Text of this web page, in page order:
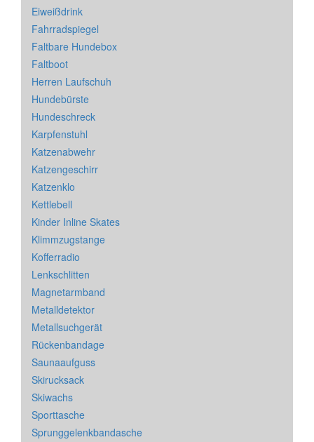
Eiweißdrink
Fahrradspiegel
Faltbare Hundebox
Faltboot
Herren Laufschuh
Hundebürste
Hundeschreck
Karpfenstuhl
Katzenabwehr
Katzengeschirr
Katzenklo
Kettlebell
Kinder Inline Skates
Klimmzugstange
Kofferradio
Lenkschlitten
Magnetarmband
Metalldetektor
Metallsuchgerät
Rückenbandage
Saunaaufguss
Skirucksack
Skiwachs
Sporttasche
Sprunggelenkbandasche